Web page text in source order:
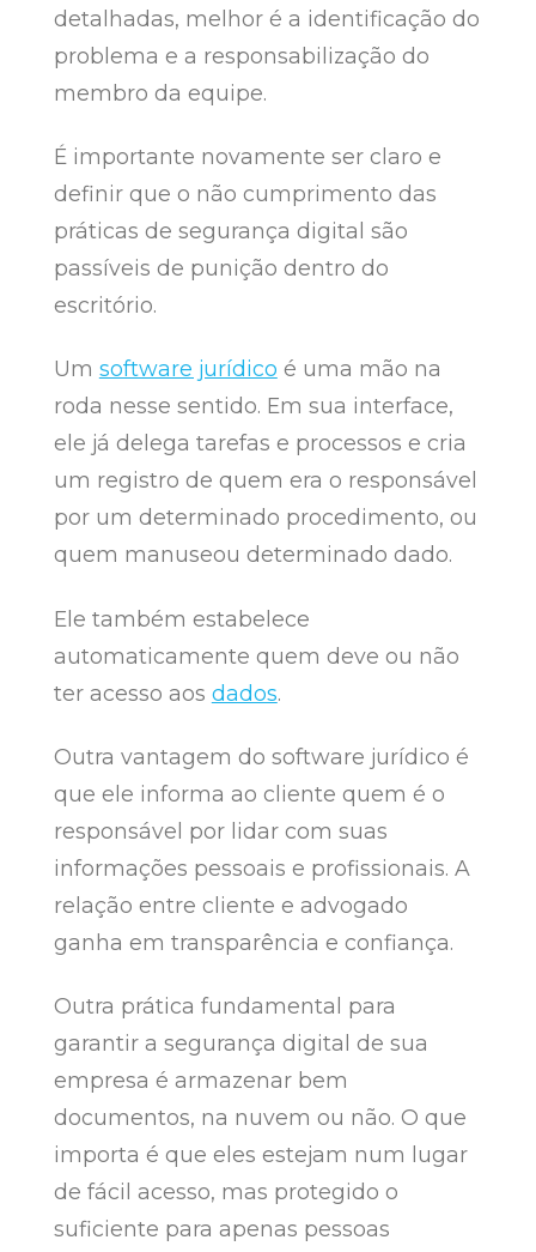
detalhadas, melhor é a identificação do
problema e a responsabilização do
membro da equipe.
É importante novamente ser claro e
definir que o não cumprimento das
práticas de segurança digital são
passíveis de punição dentro do
escritório.
Um software jurídico é uma mão na
roda nesse sentido. Em sua interface,
ele já delega tarefas e processos e cria
um registro de quem era o responsável
por um determinado procedimento, ou
quem manuseou determinado dado.
Ele também estabelece
automaticamente quem deve ou não
ter acesso aos dados.
Outra vantagem do software jurídico é
que ele informa ao cliente quem é o
responsável por lidar com suas
informações pessoais e profissionais. A
relação entre cliente e advogado
ganha em transparência e confiança.
Outra prática fundamental para
garantir a segurança digital de sua
empresa é armazenar bem
documentos, na nuvem ou não. O que
importa é que eles estejam num lugar
de fácil acesso, mas protegido o
suficiente para apenas pessoas